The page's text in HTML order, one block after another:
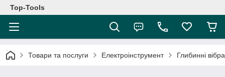
Top-Tools
Товари та послуги Електроінструмент Глибинні